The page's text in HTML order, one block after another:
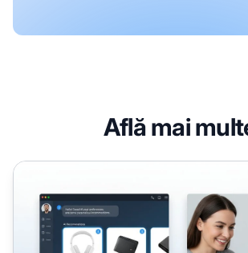
Află mai
Atribuirea achizițiilor AI